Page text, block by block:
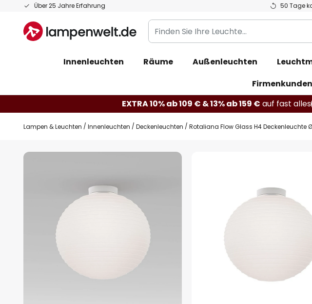
Über 25 Jahre Erfahrung 50 Tage
Zum
springen
Finden
Sie
Leuchte...
Innenleuchten Räume Außenleuchten
Firmenkunden
EXTRA 10% ab 109 € & 13% ab 159 € auf fast alles
Lampen & Leuchten Innenleuchten Deckenleuchten Rotaliana Flow Glass H4 Deckenleuchte
Zum